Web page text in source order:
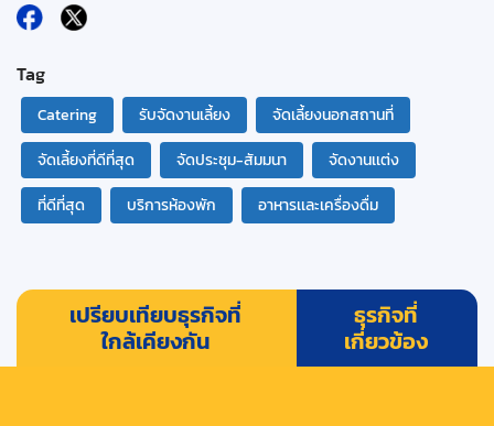
Tag
Catering รับจัดงานเลี้ยง
จัดเลี้ยงนอกสถานที่
จัดเลี้ยงที่ดีที่สุด
จัดประชุม-สัมมนา
จัดงานเเต่ง
ที่ดีที่สุด
บริการห้องพัก อาหารเเละเครื่องดื่ม
เปรียบเทียบธุรกิจที่
ใกล้เคียงกัน
ธุรกิจที่
เกี่ยวข้อง